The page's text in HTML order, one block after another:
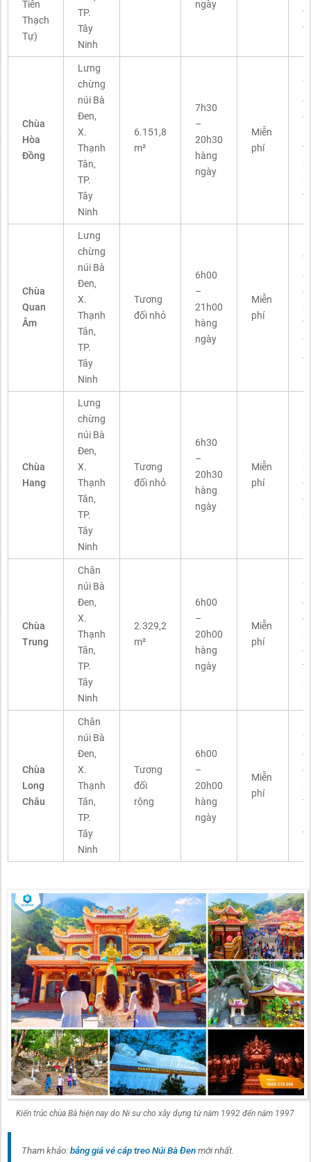
Tiên
Thạch
Tự)
TP.
Tây
Ninh
ngày
Chùa
Hòa
Đồng
Lưng
chừng
núi Bà
Đen,
X.
Thạnh
Tân,
TP.
Tây
Ninh
6.151,8
m²
7h30
–
20h30
hàng
ngày
Miễn
phí
Chùa
Quan
Âm
Lưng
chừng
núi Bà
Đen,
X.
Thạnh
Tân,
TP.
Tây
Ninh
Tương
đối nhỏ
6h00
–
21h00
hàng
ngày
Miễn
phí
Chùa
Hang
Lưng
chừng
núi Bà
Đen,
X.
Thạnh
Tân,
TP.
Tây
Ninh
Tương
đối nhỏ
6h30
–
20h30
hàng
ngày
Miễn
phí
Chùa
Trung
Chân
núi Bà
Đen,
X.
Thạnh
Tân,
TP.
Tây
Ninh
2.329,2
m²
6h00
–
20h00
hàng
ngày
Miễn
phí
Chùa
Long
Châu
Chân
núi Bà
Đen,
X.
Thạnh
Tân,
TP.
Tây
Ninh
Tương
đối
rộng
6h00
–
20h00
hàng
ngày
Miễn
phí
Kiến trúc chùa Bà hiện nay do Ni sư cho xây dựng từ năm 1992 đến năm 1997
Tham khảo:bảng giá vé cáp treo Núi Bà Đenmới nhất.